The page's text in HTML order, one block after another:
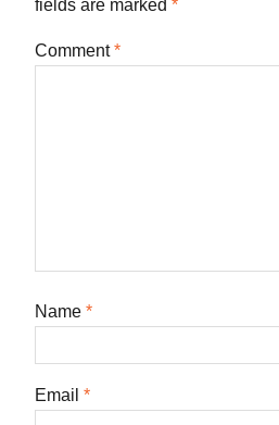
fields are marked *
Comment*
Name *
Email *